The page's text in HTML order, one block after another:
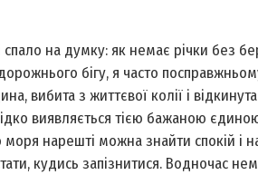
на думку: як немає річки без
бігу, я часто
вибита з життєвої колії і
виявляється тією бажаною
нарешті можна знайти спокій і
кудись запізнитися. Водночас